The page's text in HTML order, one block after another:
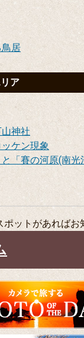
居
ア
神社
ケン現象
「賽の河原(南光
ットがあればお